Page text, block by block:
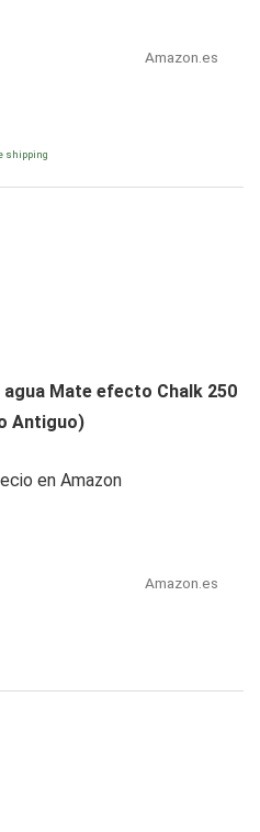
Amazon.es
shipping
Mate efecto Chalk 250
Antiguo)
en Amazon
Amazon.es